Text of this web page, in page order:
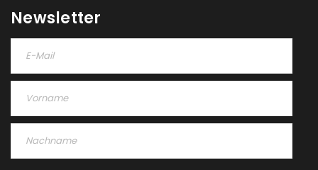
Newsletter